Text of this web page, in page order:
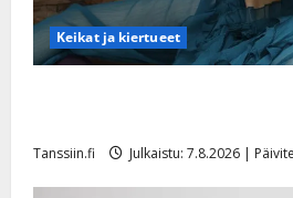
Keikat ja kiertueet
Tanssiin.fi Julkaistu: 7.8.2026 |